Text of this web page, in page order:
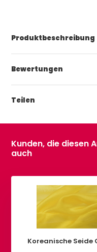
Produktbeschreibung
Bewertungen
Teilen
Kunden, die diesen
auch
Koreanische Seide